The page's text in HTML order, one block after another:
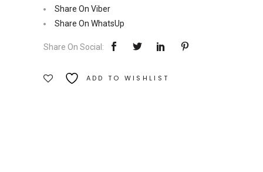
ψυχής
Αρχέτυπο
Share On Viber
Share On WhatsUp
Share On Social:
ADD TO WISHLIST